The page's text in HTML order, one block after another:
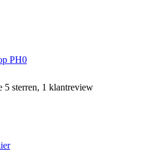
PH0
5 sterren, 1 klantreview